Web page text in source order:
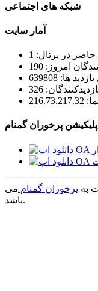
شبکه های اجتماعی
آمار سایت
در پرتال: 1
امروز: 190
ها: 639808
326
اپلیکیشن پرخوران گمنام
به پرخوران گمنام می
باشد.